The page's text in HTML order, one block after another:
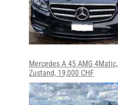
Mercedes A 45 AMG
Zustand, 19,000 CHF